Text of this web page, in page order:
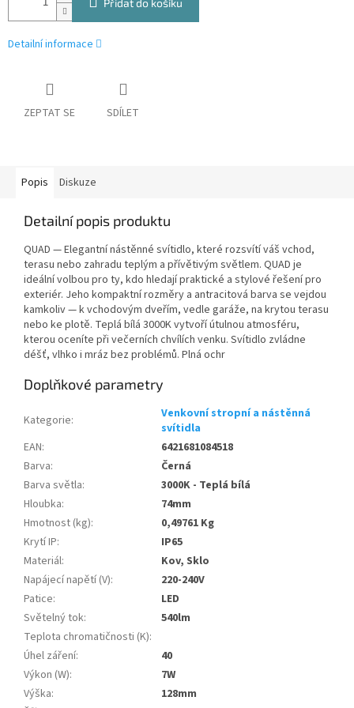
Přidat do košíku
Detailní informace
ZEPTAT SE SDÍLET
Popis Diskuze
Detailní popis produktu
QUAD — Elegantní nástěnné svítidlo, které rozsvítí váš vchod,
terasu nebo zahradu teplým a přívětivým světlem. QUAD je
ideální volbou pro ty, kdo hledají praktické a stylové řešení pro
exteriér. Jeho kompaktní rozměry a antracitová barva se vejdou
kamkoliv — k vchodovým dveřím, vedle garáže, na krytou terasu
nebo ke plotě. Teplá bílá 3000K vytvoří útulnou atmosféru,
kterou oceníte při večerních chvílích venku. Svítidlo zvládne
déšť, vlhko i mráz bez problémů. Plná ochr
Doplňkové parametry
Kategorie:
Venkovní stropní a nástěnná
svítidla
EAN:
6421681084518
Barva:
Černá
Barva světla:
3000K - Teplá bílá
Hloubka:
74mm
Hmotnost (kg):
0,49761 Kg
Krytí IP:
IP65
Materiál:
Kov, Sklo
Napájecí napětí (V):
220-240V
Patice:
LED
Světelný tok:
540lm
Teplota chromatičnosti (K):
Úhel záření:
40
Výkon (W):
7W
Výška:
128mm